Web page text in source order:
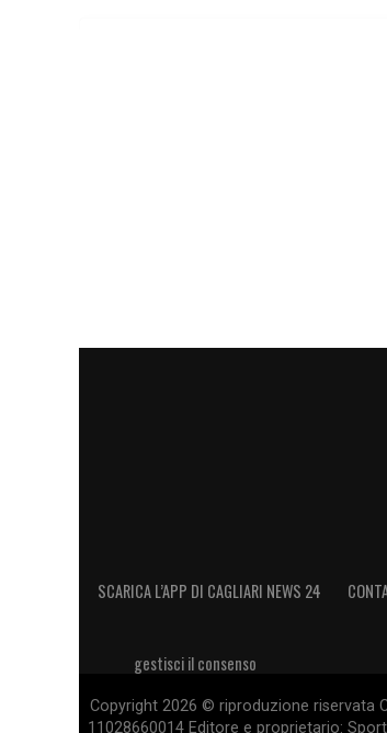
Un post condiviso da Gianluca
SCARICA L’APP DI CAGLIARI NEWS 24
gestisci il consenso
Copyright 2026 © riproduzione riservata
11028660014 Editore e proprietario: